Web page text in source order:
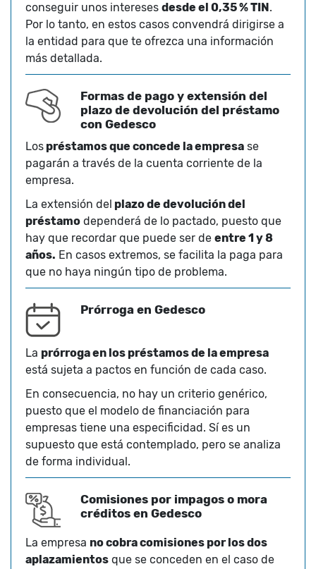
conseguir unos intereses desde el 0,35 % TIN .
Por lo tanto, en estos casos convendrá dirigirse a
la entidad para que te ofrezca una información
más detallada.
Formas de pago y extensión del
plazo de devolución del préstamo
con Gedesco
Los préstamos que concede la empresa se
pagarán a través de la cuenta corriente de la
empresa.
La extensión del plazo de devolución del
préstamo dependerá de lo pactado, puesto que
hay que recordar que puede ser de entre 1 y 8
años. En casos extremos, se facilita la paga para
que no haya ningún tipo de problema.
Prórroga en Gedesco
La prórroga en los préstamos de la empresa
está sujeta a pactos en función de cada caso.
En consecuencia, no hay un criterio genérico,
puesto que el modelo de financiación para
empresas tiene una especificidad. Sí es un
supuesto que está contemplado, pero se analiza
de forma individual.
Comisiones por impagos o mora
créditos en Gedesco
La empresa no cobra comisiones por los dos
aplazamientos que se conceden en el caso de